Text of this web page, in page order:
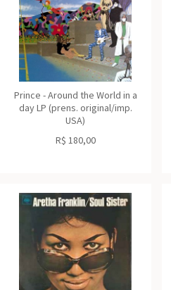
Prince - Around the World in a
day LP (prens. original/imp.
USA)
R$ 180,00